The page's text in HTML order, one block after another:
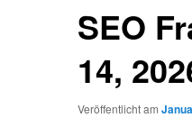
SEO
14,
Veröffentlicht am